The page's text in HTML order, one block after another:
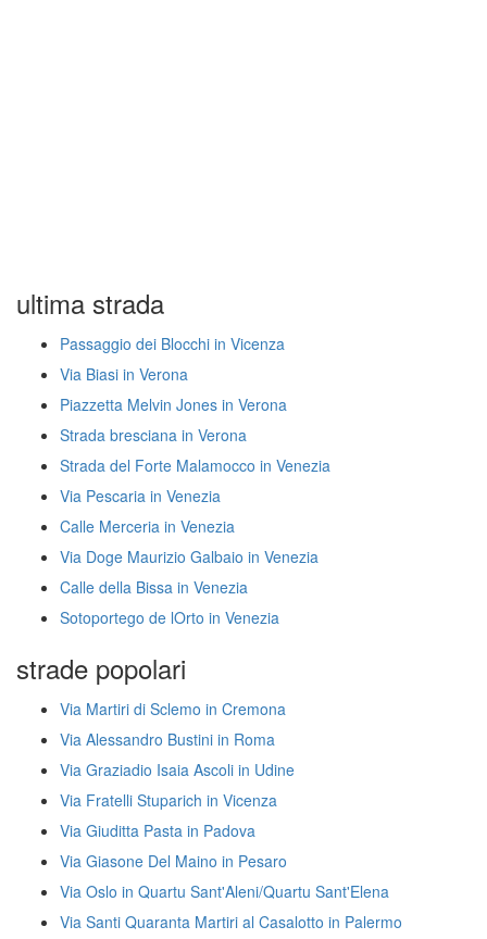
ultima strada
Passaggio dei Blocchi in Vicenza
Via Biasi in Verona
Piazzetta Melvin Jones in Verona
Strada bresciana in Verona
Strada del Forte Malamocco in Venezia
Via Pescaria in Venezia
Calle Merceria in Venezia
Via Doge Maurizio Galbaio in Venezia
Calle della Bissa in Venezia
Sotoportego de lOrto in Venezia
strade popolari
Via Martiri di Sclemo in Cremona
Via Alessandro Bustini in Roma
Via Graziadio Isaia Ascoli in Udine
Via Fratelli Stuparich in Vicenza
Via Giuditta Pasta in Padova
Via Giasone Del Maino in Pesaro
Via Oslo in Quartu Sant'Aleni/Quartu Sant'Elena
Via Santi Quaranta Martiri al Casalotto in Palermo